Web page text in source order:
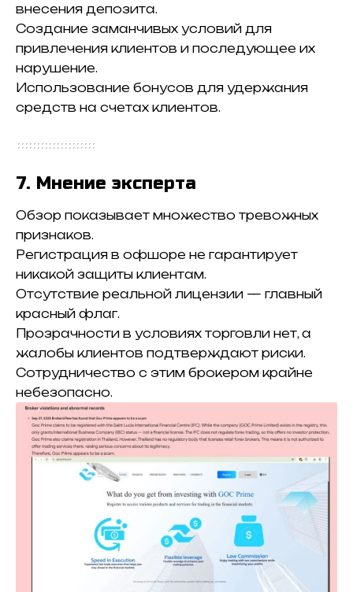
внесения депозита.
Создание заманчивых условий для
привлечения клиентов и последующее их
нарушение.
Использование бонусов для удержания
средств на счетах клиентов.
7. Мнение эксперта
Обзор показывает множество тревожных
признаков.
Регистрация в офшоре не гарантирует
никакой защиты клиентам.
Отсутствие реальной лицензии — главный
красный флаг.
Прозрачности в условиях торговли нет, а
жалобы клиентов подтверждают риски.
Сотрудничество с этим брокером крайне
небезопасно.